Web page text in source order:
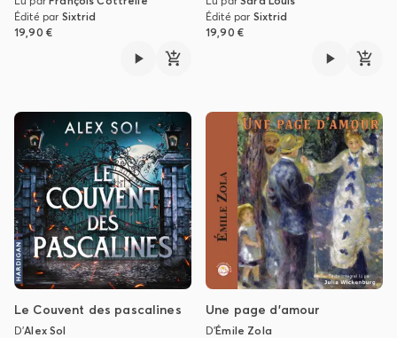
Édité par Sixtrid
19,90 €
Édité par Sixtrid
19,90 €
Le Couvent des pascalines
D'Alex Sol
Une page d’amour
D'Émile Zola